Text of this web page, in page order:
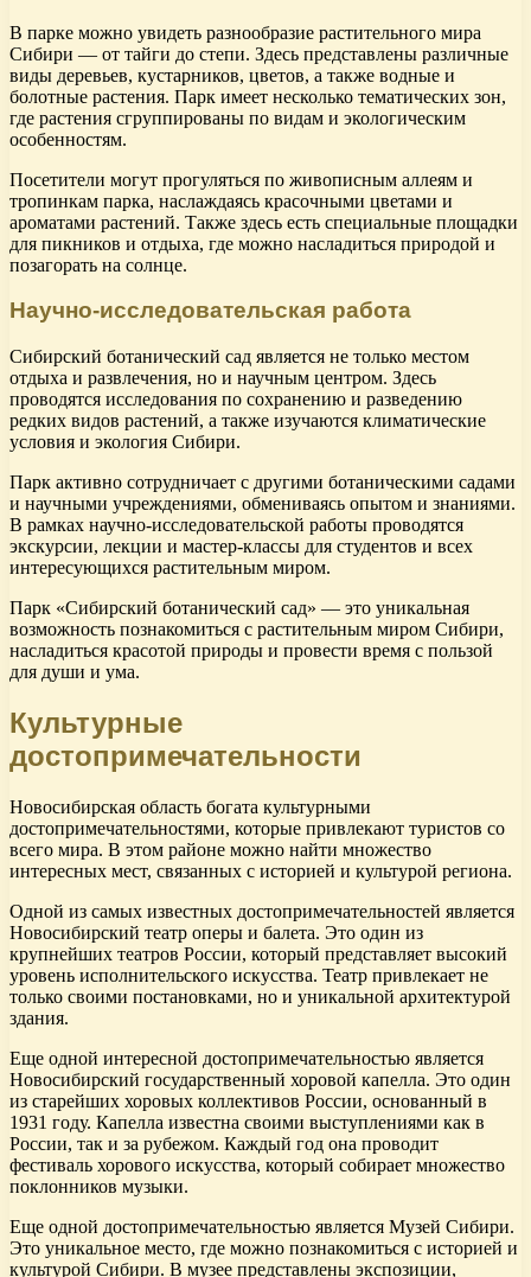
В парке можно увидеть разнообразие растительного мира
Сибири — от тайги до степи. Здесь представлены различные
виды деревьев, кустарников, цветов, а также водные и
болотные растения. Парк имеет несколько тематических зон,
где растения сгруппированы по видам и экологическим
особенностям.
Посетители могут прогуляться по живописным аллеям и
тропинкам парка, наслаждаясь красочными цветами и
ароматами растений. Также здесь есть специальные площадки
для пикников и отдыха, где можно насладиться природой и
позагорать на солнце.
Научно-исследовательская работа
Сибирский ботанический сад является не только местом
отдыха и развлечения, но и научным центром. Здесь
проводятся исследования по сохранению и разведению
редких видов растений, а также изучаются климатические
условия и экология Сибири.
Парк активно сотрудничает с другими ботаническими садами
и научными учреждениями, обмениваясь опытом и знаниями.
В рамках научно-исследовательской работы проводятся
экскурсии, лекции и мастер-классы для студентов и всех
интересующихся растительным миром.
Парк «Сибирский ботанический сад» — это уникальная
возможность познакомиться с растительным миром Сибири,
насладиться красотой природы и провести время с пользой
для души и ума.
Культурные
достопримечательности
Новосибирская область богата культурными
достопримечательностями, которые привлекают туристов со
всего мира. В этом районе можно найти множество
интересных мест, связанных с историей и культурой региона.
Одной из самых известных достопримечательностей является
Новосибирский театр оперы и балета. Это один из
крупнейших театров России, который представляет высокий
уровень исполнительского искусства. Театр привлекает не
только своими постановками, но и уникальной архитектурой
здания.
Еще одной интересной достопримечательностью является
Новосибирский государственный хоровой капелла. Это один
из старейших хоровых коллективов России, основанный в
1931 году. Капелла известна своими выступлениями как в
России, так и за рубежом. Каждый год она проводит
фестиваль хорового искусства, который собирает множество
поклонников музыки.
Еще одной достопримечательностью является Музей Сибири.
Это уникальное место, где можно познакомиться с историей и
культурой Сибири. В музее представлены экспозиции,